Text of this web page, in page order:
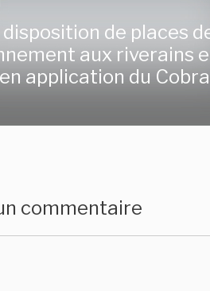
disposition de places
aux riverains
application du
commentaire